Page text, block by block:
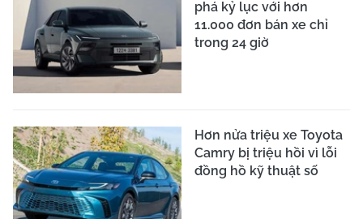
phá kỷ lục với hơn
11.000 đơn bán xe chỉ
trong 24 giờ
Hơn nửa triệu xe Toyota
Camry bị triệu hồi vì lỗi
đồng hồ kỹ thuật số